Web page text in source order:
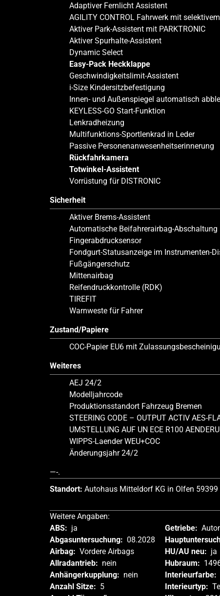
Adaptiver Fernlicht Assistent
AGILITY CONTROL Fahrwerk mit
Aktiver Park-Assistent mit PARKTRONIC
Aktiver Spurhalte-Assistent
Dynamic Select
Easy-Pack Heckklappe
Geschwindigkeitslimit-Assistent
i-Size Kindersitzbefestigung
Innen- und Außenspiegel automatisch
KEYLESS-GO Start-Funktion
Lenkradheizung
Multifunktions-Sportlenkrad in Leder
Passive Personenanwesenheitserinnerung
Rückfahrkamera
Totwinkel-Assistent
Vorrüstung für DISTRONIC
Sicherheit
Aktiver Brems-Assistent
Automatische Beifahrerairbag-Abschaltung
Fingerabdrucksensor
Fondgurt-Statusanzeige im Instrumenten-
Fußgängerschutz
Mittenairbag
Reifendruckkontrolle (RDK)
TIREFIT
Warnweste für Fahrer
Zustand/Papiere
COC-Papier EU6 mit
Weiteres
AEJ 24/2
Modelljahrcode
Produktionsstandort Fahrzeug Bremen
STEERING CODE – OUTPUT ACTIV AES-
UMSTELLUNG AUF UN ECE R100
WIPPS-Laender WEU+COC
Änderungsjahr 24/2
—-.
Standort: Autohaus Mitteldorf KG in Olfen 59399
Weitere Angaben:
ABS: ja
Abgasuntersuchung: 08.2028
Airbag: Vordere Airbags
Allradantrieb: nein
Anhängerkupplung: nein
Anzahl Sitze: 5
Getriebe:
HU/AU neu: ja
Hubraum:
Interieurfarbe:
Interieurtyp: